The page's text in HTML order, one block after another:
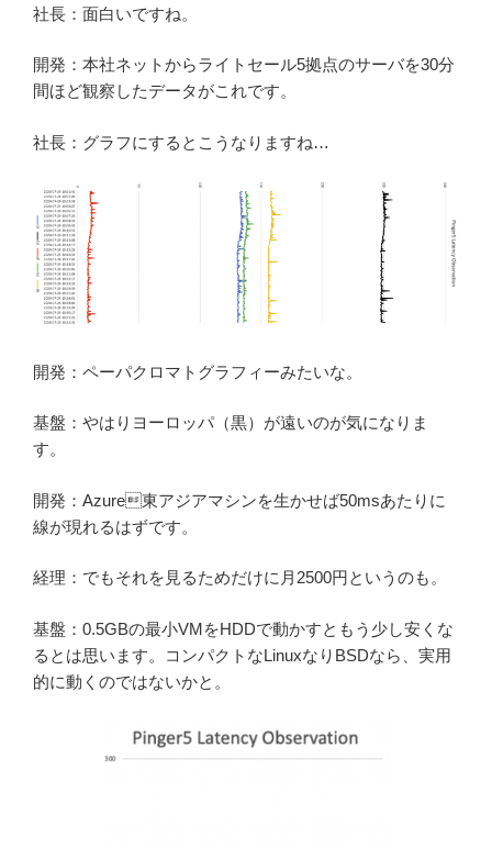
社長：面白いですね。
開発：本社ネットからライトセール5拠点のサーバを30分
間ほど観察したデータがこれです。
社長：グラフにするとこうなりますね…
開発：ペーパクロマトグラフィーみたいな。
基盤：やはりヨーロッパ（黒）が遠いのが気になりま
す。
開発：Azure東アジアマシンを生かせば50msあたりに
線が現れるはずです。
経理：でもそれを見るためだけに月2500円というのも。
基盤：0.5GBの最小VMをHDDで動かすともう少し安くな
るとは思います。コンパクトなLinuxなりBSDなら、実用
的に動くのではないかと。